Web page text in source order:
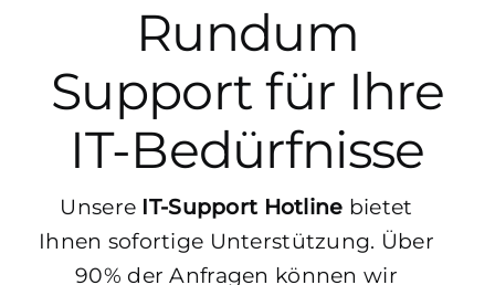
Rundum
Support für Ihre
IT-Bedürfnisse
Unsere IT-Support Hotline bietet
Ihnen sofortige Unterstützung. Über
90% der Anfragen können wir